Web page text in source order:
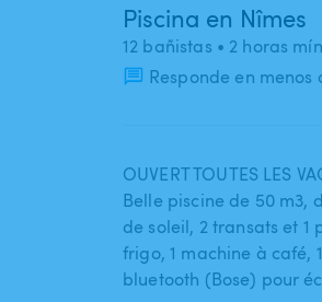
Piscina en Nîmes
12 bañistas • 2 horas
Responde en menos
OUVERT TOUTES LES
Belle piscine de 50 m3​,​
de soleil​,​ 2 transats et
frigo​,​ 1 machine à café​,​
bluetooth (Bose) pour